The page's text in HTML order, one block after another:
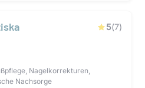
5(7)
Nagelkorrekturen,
Nachsorge